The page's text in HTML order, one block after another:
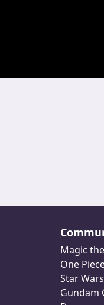
Magic
One
Star
Gundam